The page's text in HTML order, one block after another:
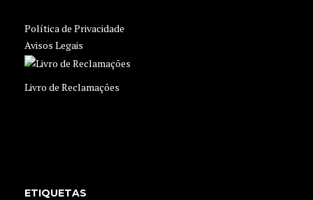
Política de Privacidade
Avisos Legais
Livro de Reclamações
ETIQUETAS